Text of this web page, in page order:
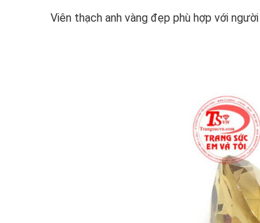
Viên thạch anh vàng đẹp phù hợp với